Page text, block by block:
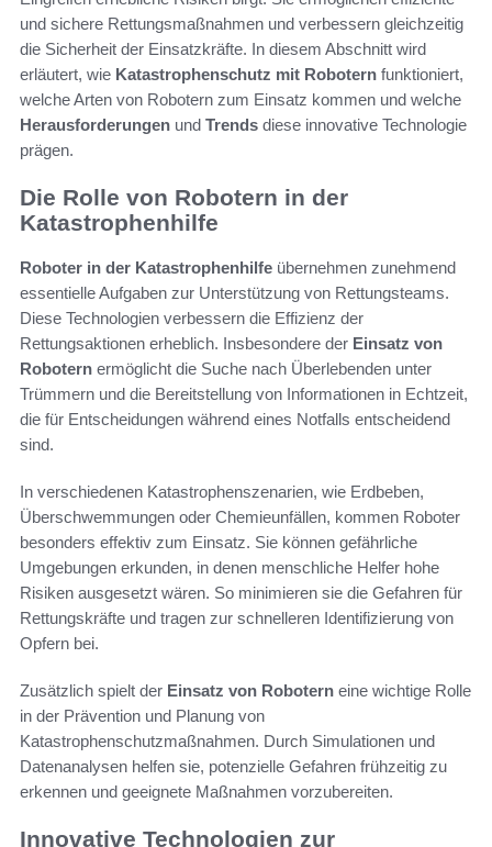
und sichere Rettungsmaßnahmen und verbessern gleichzeitig
die Sicherheit der Einsatzkräfte. In diesem Abschnitt wird
erläutert, wie Katastrophenschutz mit Robotern funktioniert,
welche Arten von Robotern zum Einsatz kommen und welche
Herausforderungen und Trends diese innovative Technologie
prägen.
Die Rolle von Robotern in der
Katastrophenhilfe
Roboter in der Katastrophenhilfe übernehmen zunehmend
essentielle Aufgaben zur Unterstützung von Rettungsteams.
Diese Technologien verbessern die Effizienz der
Rettungsaktionen erheblich. Insbesondere der Einsatz von
Robotern ermöglicht die Suche nach Überlebenden unter
Trümmern und die Bereitstellung von Informationen in Echtzeit,
die für Entscheidungen während eines Notfalls entscheidend
sind.
In verschiedenen Katastrophenszenarien, wie Erdbeben,
Überschwemmungen oder Chemieunfällen, kommen Roboter
besonders effektiv zum Einsatz. Sie können gefährliche
Umgebungen erkunden, in denen menschliche Helfer hohe
Risiken ausgesetzt wären. So minimieren sie die Gefahren für
Rettungskräfte und tragen zur schnelleren Identifizierung von
Opfern bei.
Zusätzlich spielt der Einsatz von Robotern eine wichtige Rolle
in der Prävention und Planung von
Katastrophenschutzmaßnahmen. Durch Simulationen und
Datenanalysen helfen sie, potenzielle Gefahren frühzeitig zu
erkennen und geeignete Maßnahmen vorzubereiten.
Innovative Technologien zur